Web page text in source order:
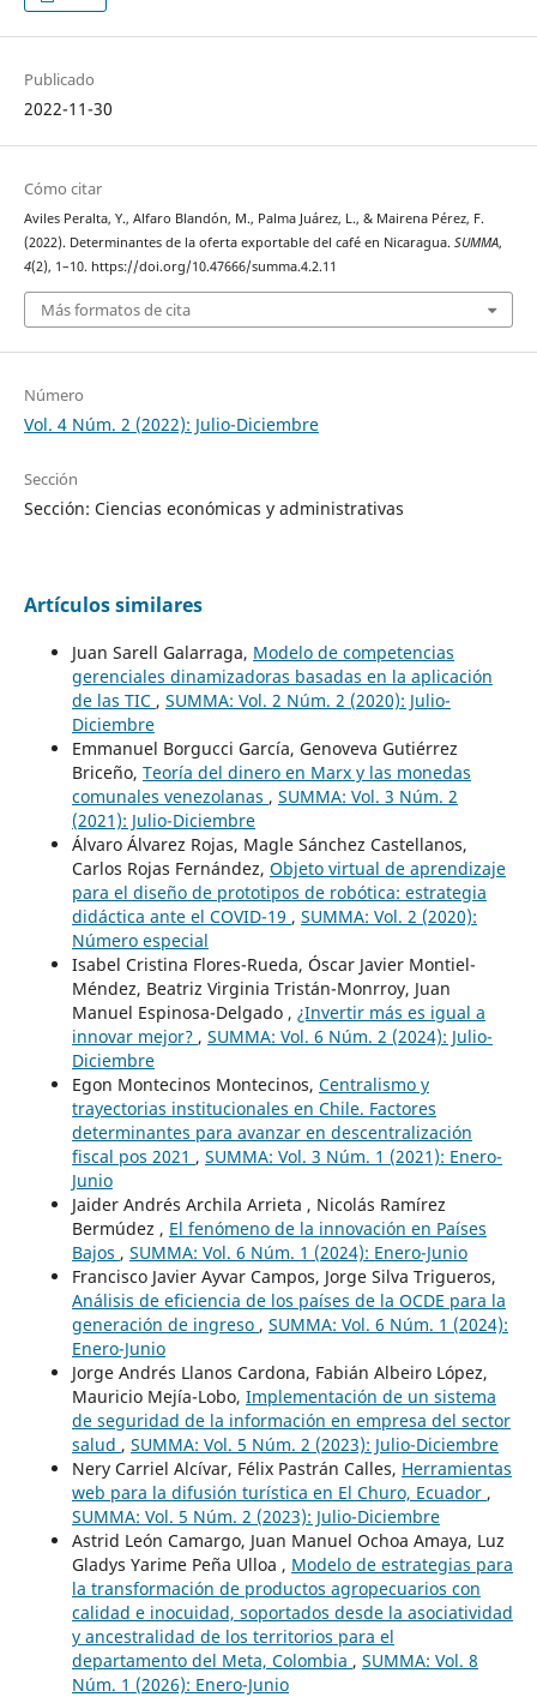
Publicado
2022-11-30
Cómo citar
Aviles Peralta, Y., Alfaro Blandón, M., Palma Juárez, L., & Mairena Pérez, F.
(2022). Determinantes de la oferta exportable del café en Nicaragua. SUMMA,
4(2), 1–10. https://doi.org/10.47666/summa.4.2.11
Más formatos de cita
Número
Vol. 4 Núm. 2 (2022): Julio-Diciembre
Sección
Sección: Ciencias económicas y administrativas
Artículos similares
Juan Sarell Galarraga, Modelo de competencias
gerenciales dinamizadoras basadas en la aplicación
de las TIC , SUMMA: Vol. 2 Núm. 2 (2020): Julio-
Diciembre
Emmanuel Borgucci García, Genoveva Gutiérrez
Briceño, Teoría del dinero en Marx y las monedas
comunales venezolanas , SUMMA: Vol. 3 Núm. 2
(2021): Julio-Diciembre
Álvaro Álvarez Rojas, Magle Sánchez Castellanos,
Carlos Rojas Fernández, Objeto virtual de aprendizaje
para el diseño de prototipos de robótica: estrategia
didáctica ante el COVID-19 , SUMMA: Vol. 2 (2020):
Número especial
Isabel Cristina Flores-Rueda, Óscar Javier Montiel-
Méndez, Beatriz Virginia Tristán-Monrroy, Juan
Manuel Espinosa-Delgado , ¿Invertir más es igual a
innovar mejor? , SUMMA: Vol. 6 Núm. 2 (2024): Julio-
Diciembre
Egon Montecinos Montecinos, Centralismo y
trayectorias institucionales en Chile. Factores
determinantes para avanzar en descentralización
fiscal pos 2021 , SUMMA: Vol. 3 Núm. 1 (2021): Enero-
Junio
Jaider Andrés Archila Arrieta , Nicolás Ramírez
Bermúdez , El fenómeno de la innovación en Países
Bajos , SUMMA: Vol. 6 Núm. 1 (2024): Enero-Junio
Francisco Javier Ayvar Campos, Jorge Silva Trigueros,
Análisis de eficiencia de los países de la OCDE para la
generación de ingreso , SUMMA: Vol. 6 Núm. 1 (2024):
Enero-Junio
Jorge Andrés Llanos Cardona, Fabián Albeiro López,
Mauricio Mejía-Lobo, Implementación de un sistema
de seguridad de la información en empresa del sector
salud , SUMMA: Vol. 5 Núm. 2 (2023): Julio-Diciembre
Nery Carriel Alcívar, Félix Pastrán Calles, Herramientas
web para la difusión turística en El Churo, Ecuador ,
SUMMA: Vol. 5 Núm. 2 (2023): Julio-Diciembre
Astrid León Camargo, Juan Manuel Ochoa Amaya, Luz
Gladys Yarime Peña Ulloa , Modelo de estrategias para
la transformación de productos agropecuarios con
calidad e inocuidad, soportados desde la asociatividad
y ancestralidad de los territorios para el
departamento del Meta, Colombia , SUMMA: Vol. 8
Núm. 1 (2026): Enero-Junio